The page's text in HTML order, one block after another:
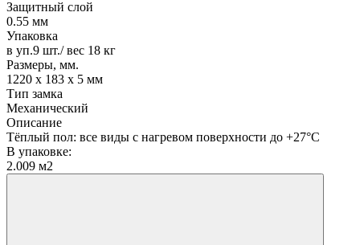
Защитный слой
0.55 мм
Упаковка
в уп.9 шт./ вес 18 кг
Размеры, мм.
1220 х 183 х 5 мм
Тип замка
Механический
Описание
Тёплый пол: все виды с нагревом поверхности до +27°С
В упаковке:
2.009 м2